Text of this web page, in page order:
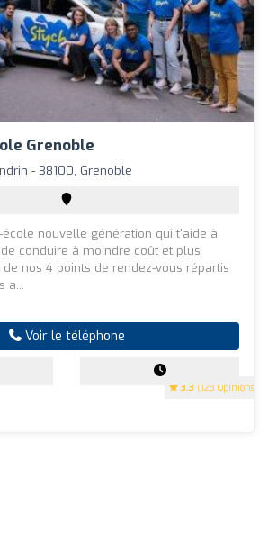
Grenoble
3.3 (123 Opinions)
- 38100, Grenoble
école nouvelle génération qui t'aide à
conduire à moindre coût et plus
nos 4 points de rendez-vous répartis
a...
Voir le téléphone